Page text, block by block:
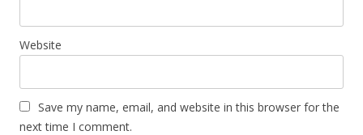
Website
Save my name, email, and website in this browser for the
next time I comment.